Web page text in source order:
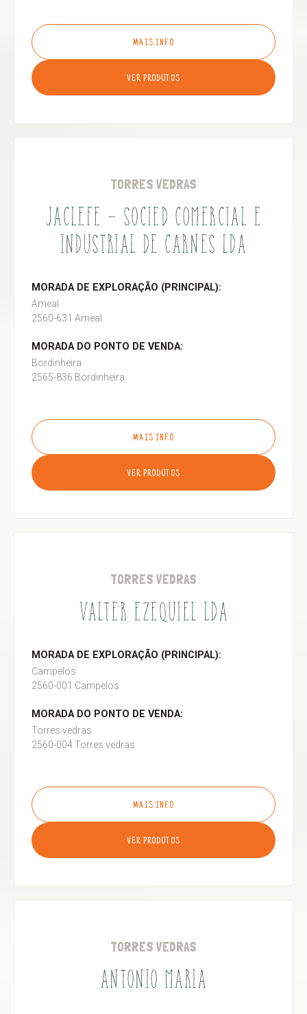
MAIS INFO
VER PRODUTOS
TORRES VEDRAS
JACLEFE - SOCIED COMERCIAL E
INDUSTRIAL DE CARNES LDA
MORADA DE EXPLORAÇÃO (PRINCIPAL):
Ameal
2560-631 Ameal
MORADA DO PONTO DE VENDA:
Bordinheira
2565-836 Bordinheira
MAIS INFO
VER PRODUTOS
TORRES VEDRAS
VALTER EZEQUIEL LDA
MORADA DE EXPLORAÇÃO (PRINCIPAL):
Campelos
2560-001 Campelos
MORADA DO PONTO DE VENDA:
Torres vedras
2560-004 Torres vedras
MAIS INFO
VER PRODUTOS
TORRES VEDRAS
ANTONIO MARIA